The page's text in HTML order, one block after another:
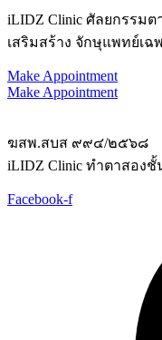
iLIDZ Clinic ศัลยกรรม
เสริมสร้าง จักษุแพทย์เฉ
Make Appointment
Make Appointment
ฆสพ.สบส ๙๙๔/๒๕๖๘
iLIDZ Clinic ทำตาสอง
Facebook-f